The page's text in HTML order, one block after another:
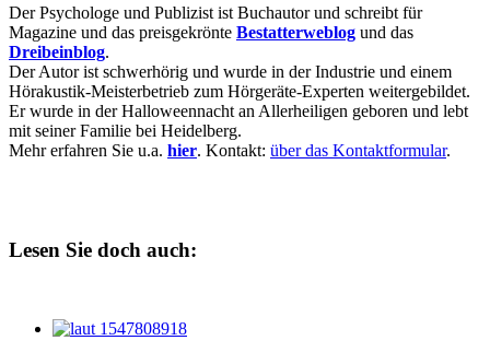
Der Psychologe und Publizist ist Buchautor und schreibt für
Magazine und das preisgekrönte Bestatterweblog und das
Dreibeinblog.
Der Autor ist schwerhörig und wurde in der Industrie und einem
Hörakustik-Meisterbetrieb zum Hörgeräte-Experten weitergebildet.
Er wurde in der Halloweennacht an Allerheiligen geboren und lebt
mit seiner Familie bei Heidelberg.
Mehr erfahren Sie u.a. hier. Kontakt: über das Kontaktformular.
Lesen Sie doch auch: